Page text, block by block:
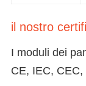
il nostro
I moduli dei
CE, IEC,